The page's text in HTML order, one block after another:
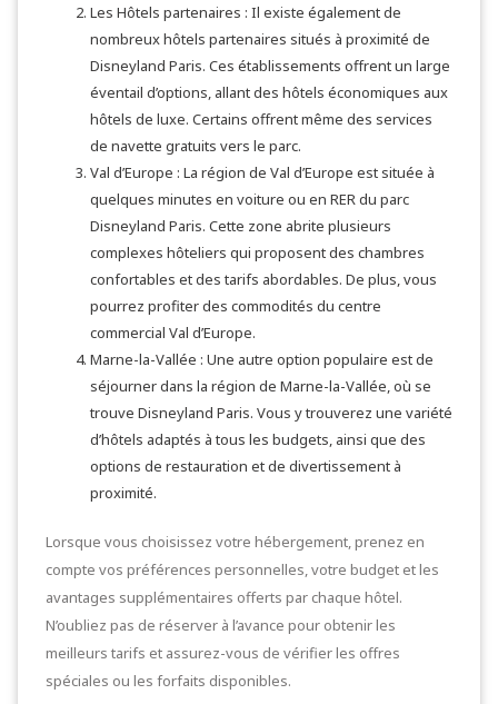
Les Hôtels partenaires : Il existe également de
nombreux hôtels partenaires situés à proximité de
Disneyland Paris. Ces établissements offrent un large
éventail d’options, allant des hôtels économiques aux
hôtels de luxe. Certains offrent même des services
de navette gratuits vers le parc.
Val d’Europe : La région de Val d’Europe est située à
quelques minutes en voiture ou en RER du parc
Disneyland Paris. Cette zone abrite plusieurs
complexes hôteliers qui proposent des chambres
confortables et des tarifs abordables. De plus, vous
pourrez profiter des commodités du centre
commercial Val d’Europe.
Marne-la-Vallée : Une autre option populaire est de
séjourner dans la région de Marne-la-Vallée, où se
trouve Disneyland Paris. Vous y trouverez une variété
d’hôtels adaptés à tous les budgets, ainsi que des
options de restauration et de divertissement à
proximité.
Lorsque vous choisissez votre hébergement, prenez en
compte vos préférences personnelles, votre budget et les
avantages supplémentaires offerts par chaque hôtel.
N’oubliez pas de réserver à l’avance pour obtenir les
meilleurs tarifs et assurez-vous de vérifier les offres
spéciales ou les forfaits disponibles.